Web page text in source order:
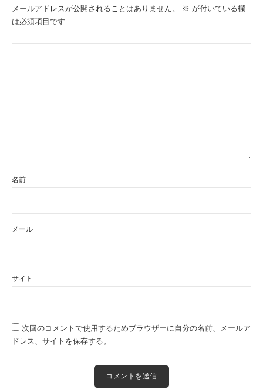
ョ
ン
メールアドレスが公開されることはありません。 ※ が付いている欄
は必須項目です
名前
メール
サイト
次回のコメントで使用するためブラウザーに自分の名前、メールア
ドレス、サイトを保存する。